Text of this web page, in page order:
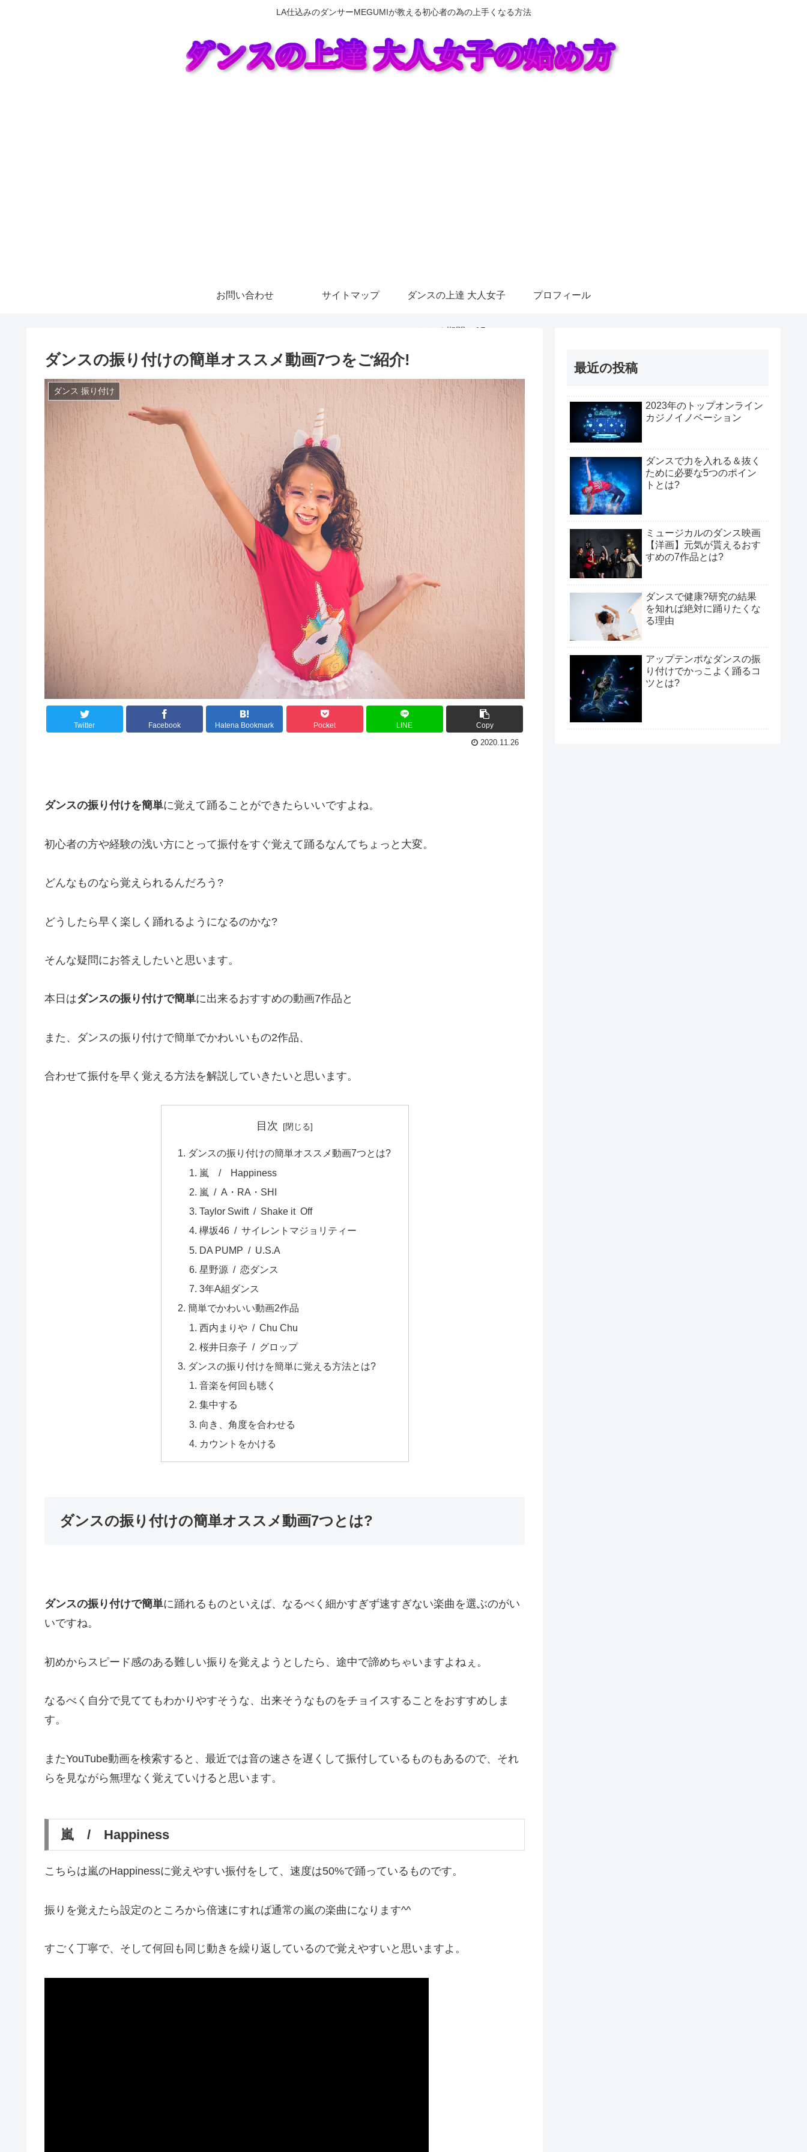
LA仕込みのダンサーMEGUMIが教える初心者の為の上手くなる方法
お問い合わせ サイトマップ ダンスの上達 大人女子
のかかる期間と15のコ
プロフィール
ダンスの振り付けの簡単オススメ動画7つをご紹介!
ダンス 振り付け
Twitter Facebook Hatena Bookmark Pocket LINE Copy
2020.11.26
ダンスの振り付けを簡単に覚えて踊ることができたらいいですよね。
初心者の方や経験の浅い方にとって振付をすぐ覚えて踊るなんてちょっと大変。
どんなものなら覚えられるんだろう?
どうしたら早く楽しく踊れるようになるのかな?
そんな疑問にお答えしたいと思います。
本日はダンスの振り付けで簡単に出来るおすすめの動画7作品と
また、ダンスの振り付けで簡単でかわいいもの2作品、
合わせて振付を早く覚える方法を解説していきたいと思います。
目次
ダンスの振り付けの簡単オススメ動画7つとは?
嵐 / Happiness
嵐 / A・RA・SHI
Taylor Swift / Shake it Off
欅坂46 / サイレントマジョリティー
DA PUMP / U.S.A
星野源 / 恋ダンス
3年A組ダンス
簡単でかわいい動画2作品
西内まりや / Chu Chu
桜井日奈子 / グロップ
ダンスの振り付けを簡単に覚える方法とは?
音楽を何回も聴く
集中する
向き、角度を合わせる
カウントをかける
ダンスの振り付けの簡単オススメ動画7つとは?
ダンスの振り付けで簡単に踊れるものといえば、なるべく細かすぎず速すぎない楽曲を選ぶのがい
いですね。
初めからスピード感のある難しい振りを覚えようとしたら、途中で諦めちゃいますよねぇ。
なるべく自分で見ててもわかりやすそうな、出来そうなものをチョイスすることをおすすめしま
す。
またYouTube動画を検索すると、最近では音の速さを遅くして振付しているものもあるので、それ
らを見ながら無理なく覚えていけると思います。
嵐 / Happiness
こちらは嵐のHappinessに覚えやすい振付をして、速度は50%で踊っているものです。
振りを覚えたら設定のところから倍速にすれば通常の嵐の楽曲になります^^
すごく丁寧で、そして何回も同じ動きを繰り返しているので覚えやすいと思いますよ。
最近の投稿
2023年のトップオンライン
カジノイノベーション
ダンスで力を入れる＆抜く
ために必要な5つのポイン
トとは?
ミュージカルのダンス映画
【洋画】元気が貰えるおす
すめの7作品とは?
ダンスで健康?研究の結果
を知れば絶対に踊りたくな
る理由
アップテンポなダンスの振
り付けでかっこよく踊るコ
ツとは?